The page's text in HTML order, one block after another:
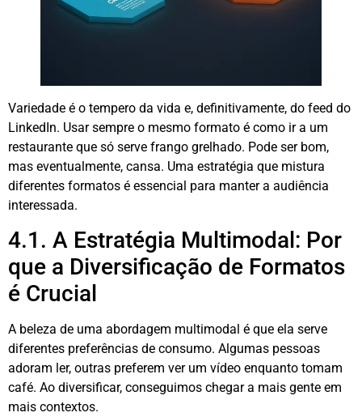
Variedade é o tempero da vida e, definitivamente, do feed do
LinkedIn. Usar sempre o mesmo formato é como ir a um
restaurante que só serve frango grelhado. Pode ser bom,
mas eventualmente, cansa. Uma estratégia que mistura
diferentes formatos é essencial para manter a audiência
interessada.
4.1. A Estratégia Multimodal: Por
que a Diversificação de Formatos
é Crucial
A beleza de uma abordagem multimodal é que ela serve
diferentes preferências de consumo. Algumas pessoas
adoram ler, outras preferem ver um vídeo enquanto tomam
café. Ao diversificar, conseguimos chegar a mais gente em
mais contextos.